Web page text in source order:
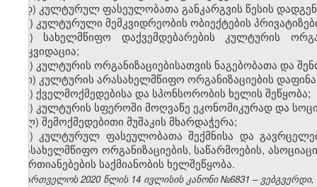
დ) კულტურულ ფასეულობათა განკარგვის წესის
ე) კულტურული მემკვიდრეობის ობიექტების
ვ) სახელმწიფო დაქვემდებარების კულტურის
ლიკვიდაცია;
ზ) კულტურის ორგანიზაციებისათვის ნაგებობათა და
თ) კულტურის არასახელმწიფო ორგანიზაციების
ი) ქველმოქმედებისა და სპონსორობის ხელის შეწყობა;
კ) კულტურის სფეროში მოღვაწე ეკონომიკურად და
ლ) შემოქმედებითი მუშაკის მხარდაჭერა;
მ) კულტურულ ფასეულობათა შექმნისა და
არასახელმწიფო ორგანიზაციების, საწარმოების,
გაერთიანებების საქმიანობის ხელშეწყობა.
საქართველოს 2020 წლის 14 ივლისის კანონი №6831 – ვებგვერდი,